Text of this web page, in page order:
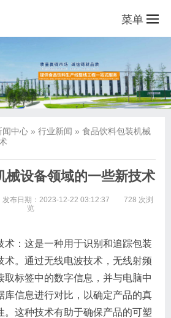
菜单
闻中心 » 行业新闻 » 食品饮料包装机械
械设备领域的一些新技术
发布日期：2023-12-22 03:12:37
728 次浏
览
术：这是一种用于识别和追踪包装
术。通过无线电波技术，无线射频
取标签中的数字信息，并与电脑中
库信息进行对比，以确定产品的真
。这种技术有助于确保产品的可塑